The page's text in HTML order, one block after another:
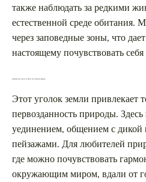
также наблюдать за редкими
естественной среде обитания.
через заповедные зоны, что
настоящему почувствовать
Преимущества отдыха на Енисее для любителей природы
Этот уголок земли привлекает
первозданность природы.
уединением, общением с
пейзажами. Для любителей
где можно почувствовать
окружающим миром, вдали от